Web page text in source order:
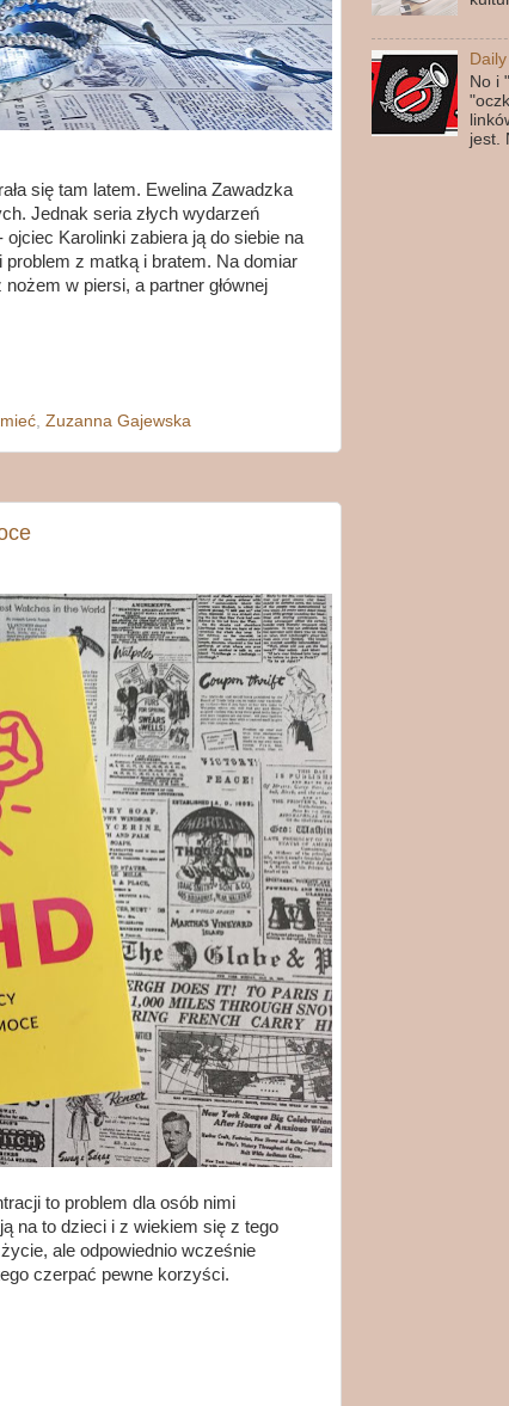
się tam latem. Ewelina Zawadzka
Jednak seria złych wydarzeń
Karolinki zabiera ją do siebie na
z matką i bratem. Na domiar
nożem w piersi, a partner głównej
Zuzanna Gajewska
to problem dla osób nimi
na to dzieci i z wiekiem się z tego
ale odpowiednio wcześnie
czerpać pewne korzyści.
No i
jest.